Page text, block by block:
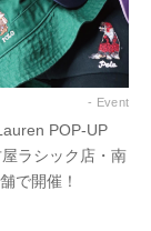
- Event
POP-UP
ラシック店・南
で開催！